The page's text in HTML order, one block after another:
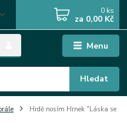
Menu
Hledat
0 ks
za 0,00 Kč
Hrdě nosím Hrnek "Láska se